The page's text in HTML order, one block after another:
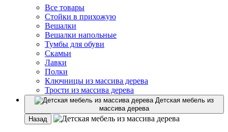
Все товары
Стойки в прихожую
Вешалки
Вешалки напольные
Тумбы для обуви
Скамьи
Лавки
Полки
Ключницы из массива дерева
Трости из массива дерева
Детская мебель из
массива дерева
Назад